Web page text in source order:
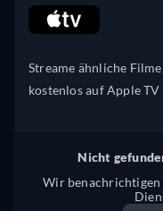
Streame ähnliche Filme
kostenlos auf Apple TV
Nicht
Wir benachrichtigen